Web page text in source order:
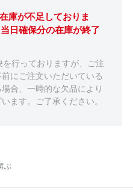
庫が不足しておりま
日確保分の在庫が終了
行っておりますが、ご注
にご注文いただいている
合、一時的な欠品により
ます。ご了承ください。
ぶ